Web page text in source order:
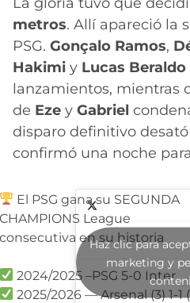
metros. Allí apareció la
PSG. Gonçalo Ramos,
Hakimi y Lucas Beraldo
lanzamientos, mientras
de Eze y Gabriel
disparo definitivo
confirmó una noche
El PSG gana su SEGUNDA
CHAMPIONS League
consecutiva en su historia
2024/2025 –PSG 5-0 Inter
2025/2026 — Arsenal (3) 1-1
Haz clic para
marketing y